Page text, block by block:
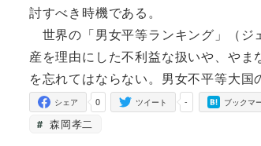
討すべき時機である。
世界の「男女平等ランキング」（ジ
産を理由にした不利益な扱いや、や
を忘れてはならない。男女不平等大国
0
シェア -
ツイート ブックマ
森岡孝二